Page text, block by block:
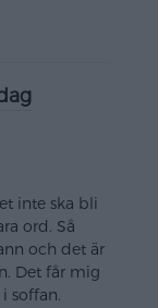
inte ska bli
ord. Så
och det är
Det får mig
soffan.